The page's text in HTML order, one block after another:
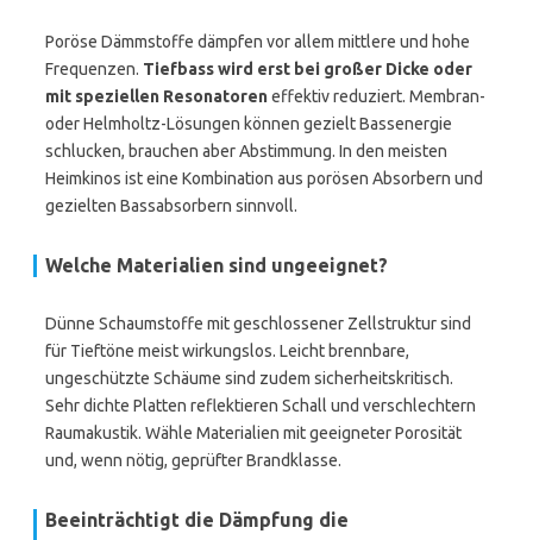
Poröse Dämmstoffe dämpfen vor allem mittlere und hohe
Frequenzen. Tiefbass wird erst bei großer Dicke oder
mit speziellen Resonatoreneffektiv reduziert. Membran-
oder Helmholtz-Lösungen können gezielt Bassenergie
schlucken, brauchen aber Abstimmung. In den meisten
Heimkinos ist eine Kombination aus porösen Absorbern und
gezielten Bassabsorbern sinnvoll.
Welche Materialien sind ungeeignet?
Dünne Schaumstoffe mit geschlossener Zellstruktur sind
für Tieftöne meist wirkungslos. Leicht brennbare,
ungeschützte Schäume sind zudem sicherheitskritisch.
Sehr dichte Platten reflektieren Schall und verschlechtern
Raumakustik. Wähle Materialien mit geeigneter Porosität
und, wenn nötig, geprüfter Brandklasse.
Beeinträchtigt die Dämpfung die